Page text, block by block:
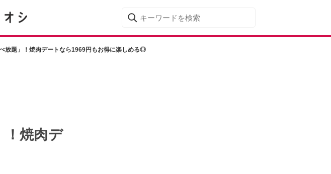
放題」！焼肉デートなら1969円もお得に楽しめる◎
！焼肉デ